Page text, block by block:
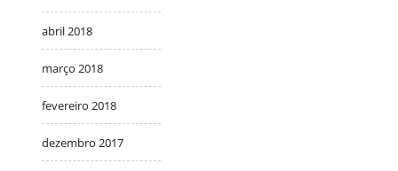
abril 2018
março 2018
fevereiro 2018
dezembro 2017